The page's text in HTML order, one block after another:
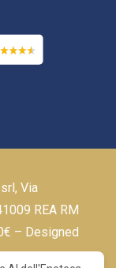
Via
REA RM
– Designed